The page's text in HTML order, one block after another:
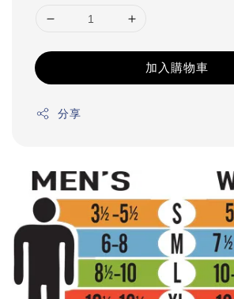
加入購物車
分享